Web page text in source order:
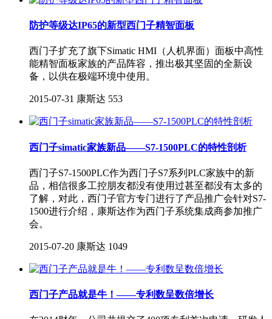
防护等级达IP65的新型西门子精智面板
西门子扩充了旗下Simatic HMI（人机界面）面板中高性
能精智面板家族的产品阵容，推出极其坚固的全新设
备，以供在极端环境中使用。
2015-07-31 康斯达 553
西门子simatic家族新品——S7-1500PLC的特性剖析
西门子S7-1500PLC作为西门子S7系列PLC家族中的新
品，相信很多工控朋友都没有使用过甚至都没有太多的
了解，对此，西门子官方专门进行了产品推广会针对S7-
1500进行介绍，康斯达作为西门子系统集成商参加推广
会。
2015-07-20 康斯达 1049
西门子产品就是牛！——专利数呈数倍增长